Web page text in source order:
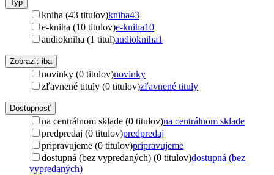
Typ
kniha (43 titulov)kniha43
e-kniha (10 titulov)e-kniha10
audiokniha (1 titul)audiokniha1
Zobraziť iba
novinky (0 titulov)novinky
zľavnené tituly (0 titulov)zľavnené tituly
Dostupnosť
na centrálnom sklade (0 titulov)na centrálnom sklade
predpredaj (0 titulov)predpredaj
pripravujeme (0 titulov)pripravujeme
dostupná (bez vypredaných) (0 titulov)dostupná (bez
vypredaných)